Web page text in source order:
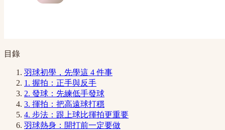
目錄
羽球初學，先學這 4 件事
1. 握拍：正手與反手
2. 發球：先練低手發球
3. 揮拍：把高遠球打穩
4. 步法：跟上球比揮拍更重要
羽球熱身：開打前一定要做